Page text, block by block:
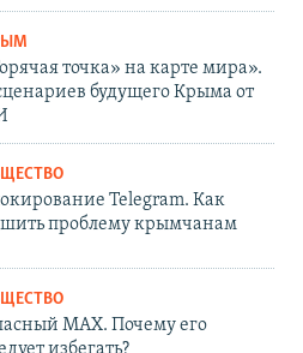
точка» на карте мира».
будущего Крыма от
Telegram. Как
проблему крымчанам
MAX. Почему его